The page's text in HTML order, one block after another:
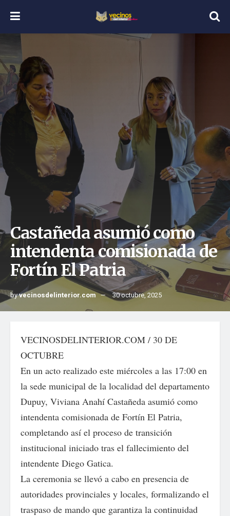
Castañeda asumió como
intendenta comisionada de
Fortín El Patria
byvecinosdelinterior.com 30 octubre, 2025
VECINOSDELINTERIOR.COM / 30 DE
OCTUBRE
En un acto realizado este miércoles a las 17:00 en
la sede municipal de la localidad del departamento
Dupuy, Viviana Anahí Castañeda asumió como
intendenta comisionada de Fortín El Patria,
completando así el proceso de transición
institucional iniciado tras el fallecimiento del
intendente Diego Gatica.
La ceremonia se llevó a cabo en presencia de
autoridades provinciales y locales, formalizando el
traspaso de mando que garantiza la continuidad